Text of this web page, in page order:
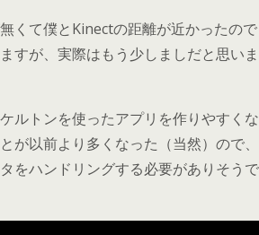
くて僕とKinectの距離が近かったので
すが、実際はもう少しましだと思いま
ルトンを使ったアプリを作りやすくな
が以前より多くなった（当然）ので、
をハンドリングする必要がありそうで